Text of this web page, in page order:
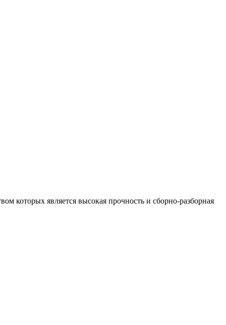
которых является высокая прочность и сборно-разборная